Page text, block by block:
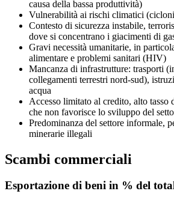
causa della bassa produttività)
Vulnerabilità ai rischi climatici
Contesto di sicurezza instabile,
dove si concentrano i giacimenti di
Gravi necessità umanitarie, in
alimentare e problemi sanitari (HIV)
Mancanza di infrastrutture: trasporti
collegamenti terrestri nord-sud),
acqua
Accesso limitato al credito, alto tasso
che non favorisce lo sviluppo del
Predominanza del settore informale,
minerarie illegali
Scambi commerciali
Esportazione di beni in % del